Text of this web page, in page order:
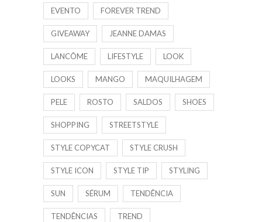
EVENTO FOREVER TREND
GIVEAWAY JEANNE DAMAS
LANCÔME LIFESTYLE LOOK
LOOKS MANGO MAQUILHAGEM
PELE ROSTO SALDOS SHOES
SHOPPING STREETSTYLE
STYLE COPYCAT STYLE CRUSH
STYLE ICON STYLE TIP STYLING
SUN SÉRUM TENDÊNCIA
TENDÊNCIAS TREND